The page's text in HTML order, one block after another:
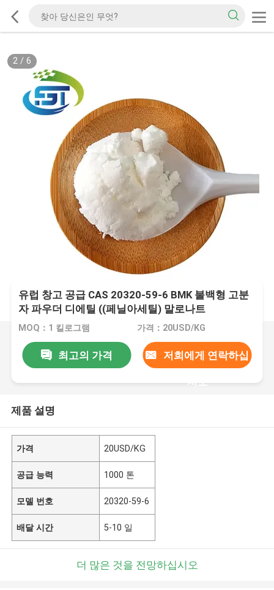
2/ 6
유럽 창고 공급 CAS 20320-59-6 BMK 불백형 고분
자 파우더 디에틸 ((페닐아세틸) 말로나트
MOQ：1 킬로그램 가격：20USD/KG
최고의 가격 저희에게 연락하십
시오
제품 설명
가격 20USD/KG
공급 능력 1000 톤
모델 번호 20320-59-6
배달 시간 5-10 일
더 많은 것을 전망하십시오